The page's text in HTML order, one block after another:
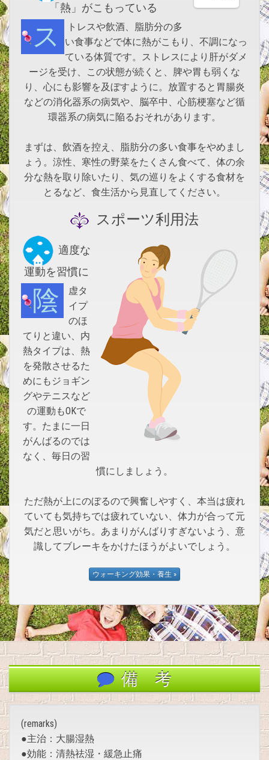
「熱」がこもっている
ストレスや飲酒、脂肪分の多
い食事などで体に熱がこもり、不調になっ
ている体質です。ストレスにより肝がダメ
ージを受け、この状態が続くと、脾や胃も弱くな
り、心にも影響を及ぼすように。放置すると胃腸炎
などの消化器系の病気や、脳卒中、心筋梗塞など循
環器系の病気に陥るおそれがあります。
まずは、飲酒を控え、脂肪分の多い食事をやめまし
ょう。涼性、寒性の野菜をたくさん食べて、体の余
分な熱を取り除いたり、気の巡りをよくする食材を
とるなど、食生活から見直してください。
スポーツ利用法
適度な
運動を習慣に
陰虚タ
イプ
のほ
てりと違い、内
熱タイプは、熱
を発散させるた
めにもジョギン
グやテニスなど
の運動もOKで
す。たまに一日
がんばるのでは
なく、毎日の習
慣にしましょう。
ただ熱が上にのぼるので興奮しやすく、本当は疲れ
ていても気持ちでは疲れていない、体力が合って元
気だと思いがち。あまりがんばりすぎないよう、意
識してブレーキをかけたほうがよいでしょう。
備 考
(remarks)
●主治：大腸湿熱
●効能：清熱祛湿・緩急止痛